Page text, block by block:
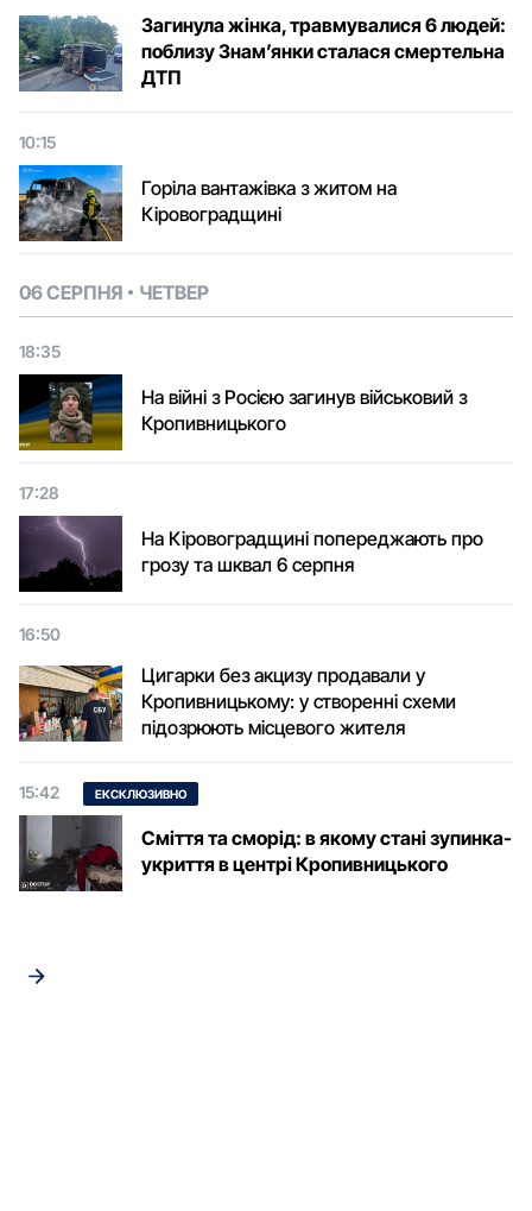
Загинула жінка, травмувалися 6 людей:
поблизу Знам’янки сталася смертельна
ДТП
10:15
Горіла вантажівка з житом на
Кіровоградщині
06 СЕРПНЯ ЧЕТВЕР
18:35
На війні з Росією загинув військовий з
Кропивницького
17:28
На Кіровоградщині попереджають про
грозу та шквал 6 серпня
16:50
Цигарки без акцизу продавали у
Кропивницькому: у створенні схеми
підозрюють місцевого жителя
15:42 ЕКСКЛЮЗИВНО
Сміття та сморід: в якому стані зупинка-
укриття в центрі Кропивницького